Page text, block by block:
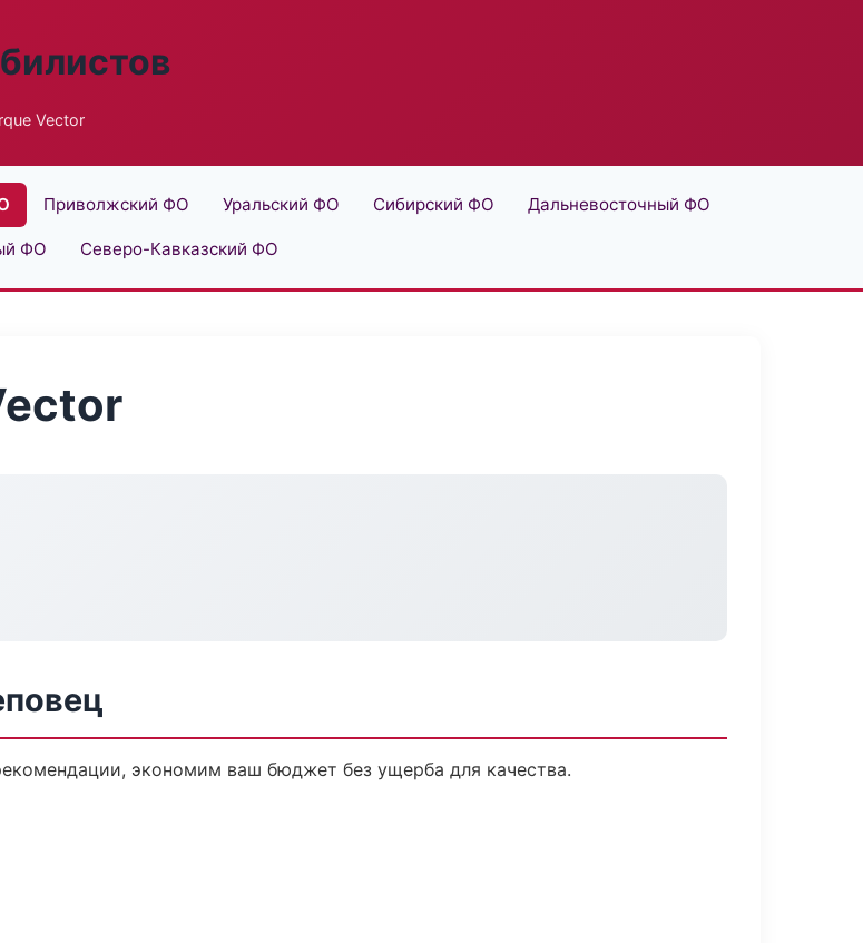
Vector
Приволжский ФО Уральский ФО Сибирский ФО Дальневосточный ФО
ФО Северо-Кавказский ФО
экономим ваш бюджет без ущерба для качества.